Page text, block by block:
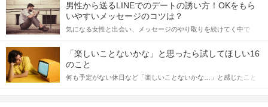
格的に始めようとしている方は、女性が異性を求めて出すサイン
をしっかりと理解し、正しい行動に移せるかどうかが重要。 この
記事では、女性が話しかけて欲しい時に出すサインとその心理を
合にどのような行動に繋げるべきかをご紹介していきます。
男性から送るLINEでのデートの誘い方！OKをもら
いやすいメッセージのコツは？
気になる女性と出会い、メッセージのやり取りを続けてく中で
しかし、中には「どう誘ったらいいの？」とお困りの男性もいら
っしゃるのではないでしょうか。 そこで今回は、男性から女性へ
送るLINEでのデートの誘い方のコツをご紹介します。例文も混じ
えながら解説するので、ぜひ参考にしてください。
「楽しいことないかな」と思ったら試してほしい16
のこと
何も予定がない休日など「楽しいことないかな…」と感じたこと